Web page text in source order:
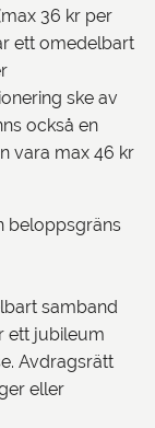
36 kr per
ett omedelbart
ske av
också en
vara max 46 kr
beloppsgräns
samband
ett jubileum
Avdragsrätt
eller